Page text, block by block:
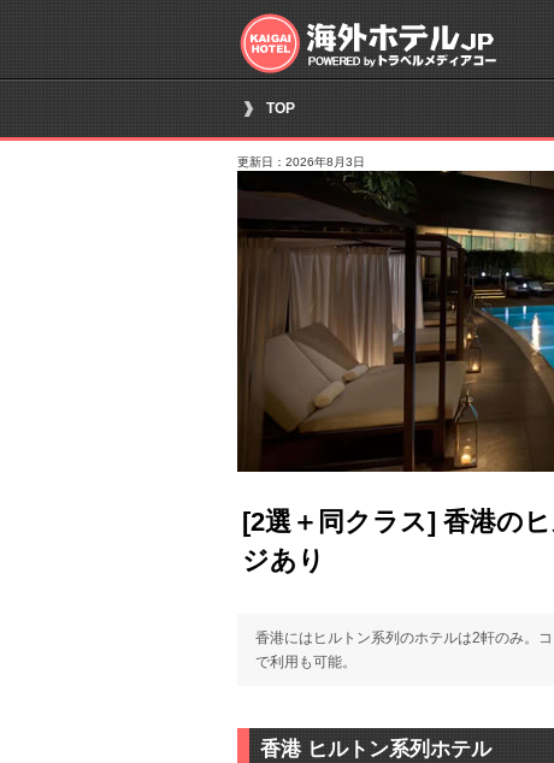
TOP
更新日：2026年8月3日
[2選＋同クラス] 香港の
ジあり
香港にはヒルトン系列のホテルは2軒のみ。
で利用も可能。
香港 ヒルトン系列ホテル